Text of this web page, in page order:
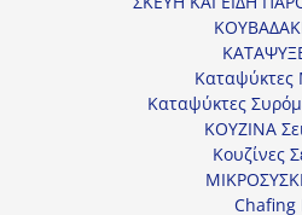
Καταψύκτες
ΚΟΥΖΙΝΑ
Κουζίνες
Chafing